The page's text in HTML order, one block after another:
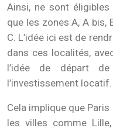
Ainsi, ne sont
que les zones A, A bis,
C. L’idée ici est de
dans ces localités,
l’idée de départ
l’investissement locatif.
Cela implique que
les villes comme